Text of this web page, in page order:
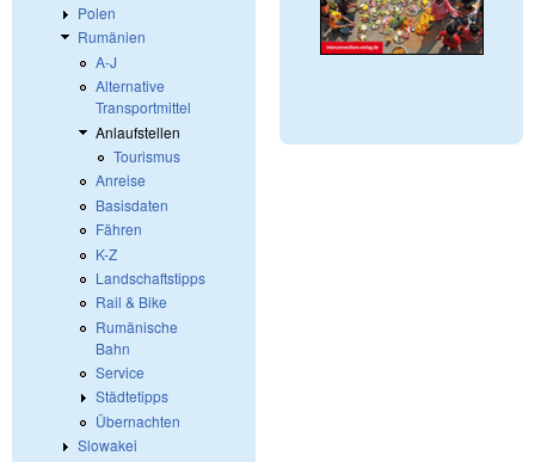
Polen
Rumänien
A-J
Alternative
Transportmittel
Anlaufstellen
Tourismus
Anreise
Basisdaten
Fähren
K-Z
Landschaftstipps
Rail & Bike
Rumänische
Bahn
Service
Städtetipps
Übernachten
Slowakei